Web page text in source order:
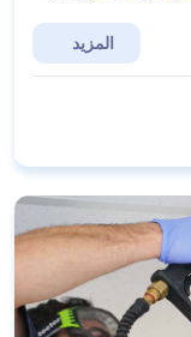
المزيد